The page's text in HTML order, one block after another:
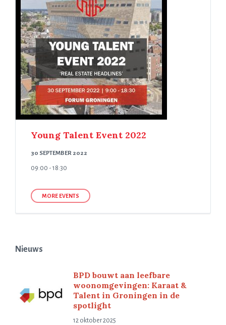
Young Talent Event 2022
30 SEPTEMBER 2022
09:00 - 18:30
MORE EVENTS
Nieuws
BPD bouwt aan leefbare
woonomgevingen: Karaat &
Talent in Groningen in de
spotlight
12 oktober 2025